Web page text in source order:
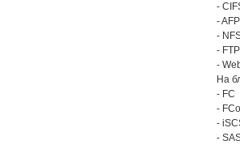
-
- AFP
-
- FTP
-
На
- FC
-
-
-